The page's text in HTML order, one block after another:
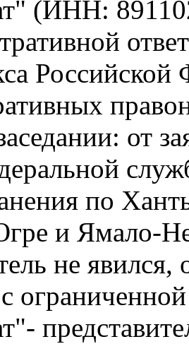
(ИНН:
Российской
от
по
и Ямало-
не явился,